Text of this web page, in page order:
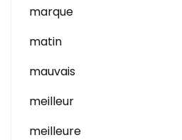
marque
matin
mauvais
meilleur
meilleure